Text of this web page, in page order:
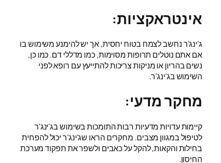
אינטראקציות:
ג'ינג'ר נחשב לצמח בטוח יחסית, אך יש להימנע משימוש בו
אם אתם נוטלים תרופות מסוימות, כמו מדללי דם. כמו כן,
נשים בהריון או מניקות צריכות להתייעץ עם רופא לפני
השימוש בג'ינג'ר.
מחקר מדעי:
קיימות עדויות מדעיות רבות התומכות בשימוש בג'ינג'ר
לטיפול במגוון מצבים. מחקרים הראו שג'ינג'ר יכול להפחית
בחילות והקאות, להקל על כאבים ולשפר את תפקוד מערכת
החיסון.